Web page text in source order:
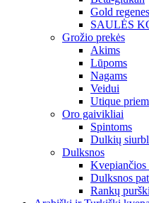
Gold
SAULĖS
Grožio prekės
Akims
Lūpoms
Nagams
Veidui
Utique
Oro gaivikliai
Spintoms
Dulkių
Dulksnos
Kvepiančios
Dulksnos
Rankų